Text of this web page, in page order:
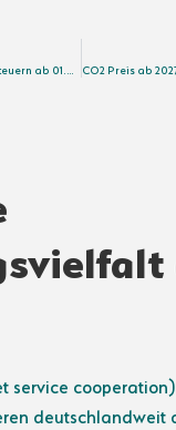
CO2 Preis ab
service
deutschlandweit